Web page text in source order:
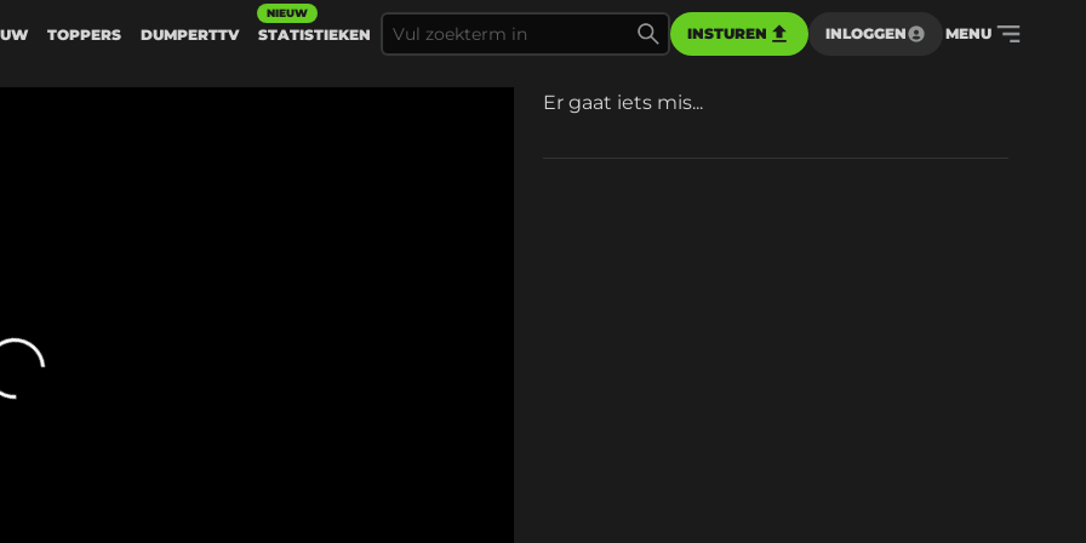
TOPPERS DUMPERTTV STATISTIEKEN
NIEUW
INSTUREN INLOGGEN MENU
Er gaat iets mis...